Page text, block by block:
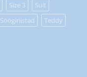
Size 3
Suit
Söögiriistad
Teddy